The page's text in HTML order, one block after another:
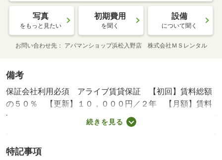
写真
をもっと見たい
初期費用
を聞く
設備
について聞く
お問い合わせ先 アパマンショップ浜松入野店 株式会社ＭＳレンタル
備考
保証会社利用必須 アライブ賃貸保証 【初回】賃料総額
の５０％ 【更新】１０，０００円／２年 【月額】賃料
総額の１．５％ 富塚小学校・３５１ｍ 富塚中学校・２
７９ｍ コンビニ・２１７ｍ スーパー・４９ｍ 病院・
☆バス・トイレ別☆シャンプードレッサー☆温水暖房便座
続きを見る
特記事項